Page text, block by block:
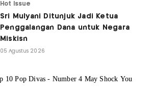
Hot Issue
Sri Mulyani Ditunjuk Jadi Ketua
Penggalangan Dana untuk Negara
Miskisn
05 Agustus 2026